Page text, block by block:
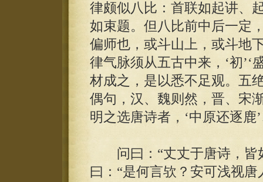
律颇似八比：首联如起讲、
如束题。但八比前中后一定
偏师也，或斗山上，或斗地
律气脉须从五古中来，‘初’‘
材成之，是以悉不足观。五
偶句，汉、魏则然，晋、宋
明之选唐诗者，‘中原还逐鹿
问曰：“丈丈于唐诗，皆
曰：“是何言欤？安可浅视